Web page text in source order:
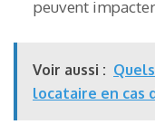
peuvent
Voir aussi :
locataire en cas